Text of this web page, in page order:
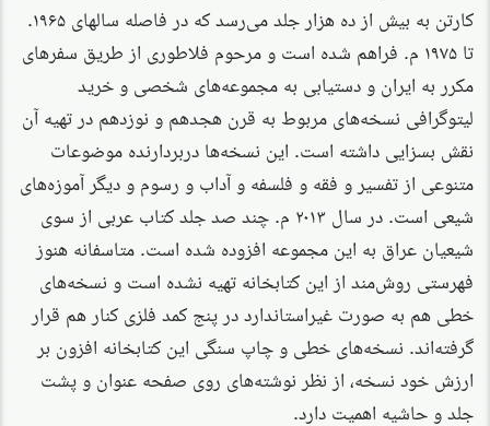
کارتن به بیش از ده هزار جلد می‌رسد که در فاصله سالهای ۱۹۶۵.
تا ۱۹۷۵ م. فراهم شده است و مرحوم فلاطوری از طریق سفرهای
مکرر به ایران و دستیابی به مجموعه‌های شخصی و خرید
لیتوگرافی نسخه‌های مربوط به قرن هجدهم و نوزدهم در تهیه آن
نقش بسزایی داشته است. این نسخه‌ها دربردارنده موضوعات
متنوعی از تفسیر و فقه و فلسفه و آداب و رسوم و دیگر آموزه‌های
شیعی است. در سال ۲۰۱۳ م. چند صد جلد کتاب عربی از سوی
شیعیان عراق به این مجموعه افزوده شده است. متاسفانه هنوز
فهرستی روش‌مند از این کتابخانه تهیه نشده است و نسخه‌های
خطی هم به صورت غیراستاندارد در پنج کمد فلزی کنار هم قرار
گرفته‌اند. نسخه‌های خطی و چاپ سنگی این کتابخانه افزون بر
ارزش خود نسخه، از نظر نوشته‌های روی صفحه عنوان و پشت
جلد و حاشیه اهمیت دارد.